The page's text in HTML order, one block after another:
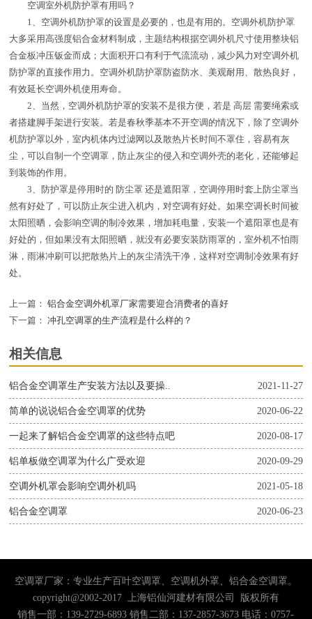
空调室外机防护罩有用吗？
1、空调外机防护罩的设置是必要的，也是有用的。空调外机防护罩
大多采用高强度铝合金材料制成，主题结构根据空调外机尺寸使用整块铝
合金板冲压钣金而成；大面积开口有利于气流流动，减少风力对空调外机
防护罩的直接作用力。空调外机防护罩防盗防水、美观耐用、散热良好，
有效延长空调外机使用寿命。
2、当然，空调外机防护罩的安装不是很方便，若是 高层 需要绳索或
者搭建脚手架进行安装。若是春秋季基本不开空调的情况下，除了空调外
机防护罩以外，室内机体内过滤网以及散热片长时间不罩住，容易有灰
尘，可以自制一个空调罩，防止灰尘的侵入和空调外壳的老化，还能够起
到装饰的作用。
3、防护罩是停用时的 防尘罩 还是遮阳罩，空调停用时套上防尘罩当
然有好处了，可以防止灰尘进入机内，对空调有好处。如果空调长时间被
太阳照晒，会影响空调的制冷效果，增加耗电量，安装一个遮阳罩也是有
好处的，但如果没有太阳照晒，就没有必要安装防雨罩的，室外机不怕雨
淋，雨淋冲刷可以把散热片上的灰尘清洗干净，这样对空调制冷效果有好
处。
上一篇： 铝合金空调外机罩厂家需要迎合消费者的喜好
下一篇： 冲孔空调罩的生产流程是什么样的？
相关信息
2021-11-27
铝合金空调罩生产安装方法以及要操..
2020-06-22
简单的说说铝合金空调罩的优势
2020-08-17
一起来了解铝合金空调罩的这些特点吧
2020-09-29
铝单板做空调罩为什么广受欢迎
2021-05-18
空调外机罩会影响空调外机吗
2020-06-23
铝合金空调罩
空调罩厂家：专业生产百叶空调罩、空调机外罩、铝合金空调罩。
copyright@2002-2017 上海铝仙河建材有限公司 版权所有
销售一部：139-2729-6893 销售二部：137-2857-3673 电话：0757-